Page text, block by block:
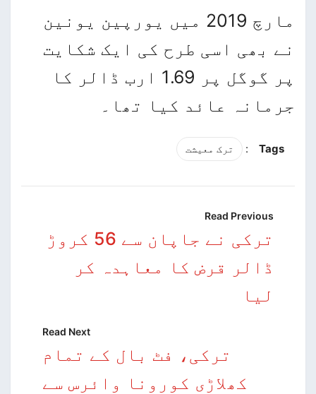
مارچ 2019 میں یورپین یونین
نے بھی اسی طرح کی ایک شکایت
پر گوگل پر 1.69 ارب ڈالر کا
جرمانہ عائد کیا تھا۔
Tags
: ترک معیشت
Read Previous
ترکی نے جاپان سے 56 کروڑ
ڈالر قرض کا معاہدہ کر
لیا
Read Next
ترکی، فٹ بال کے تمام
کھلاڑی کورونا وائرس سے